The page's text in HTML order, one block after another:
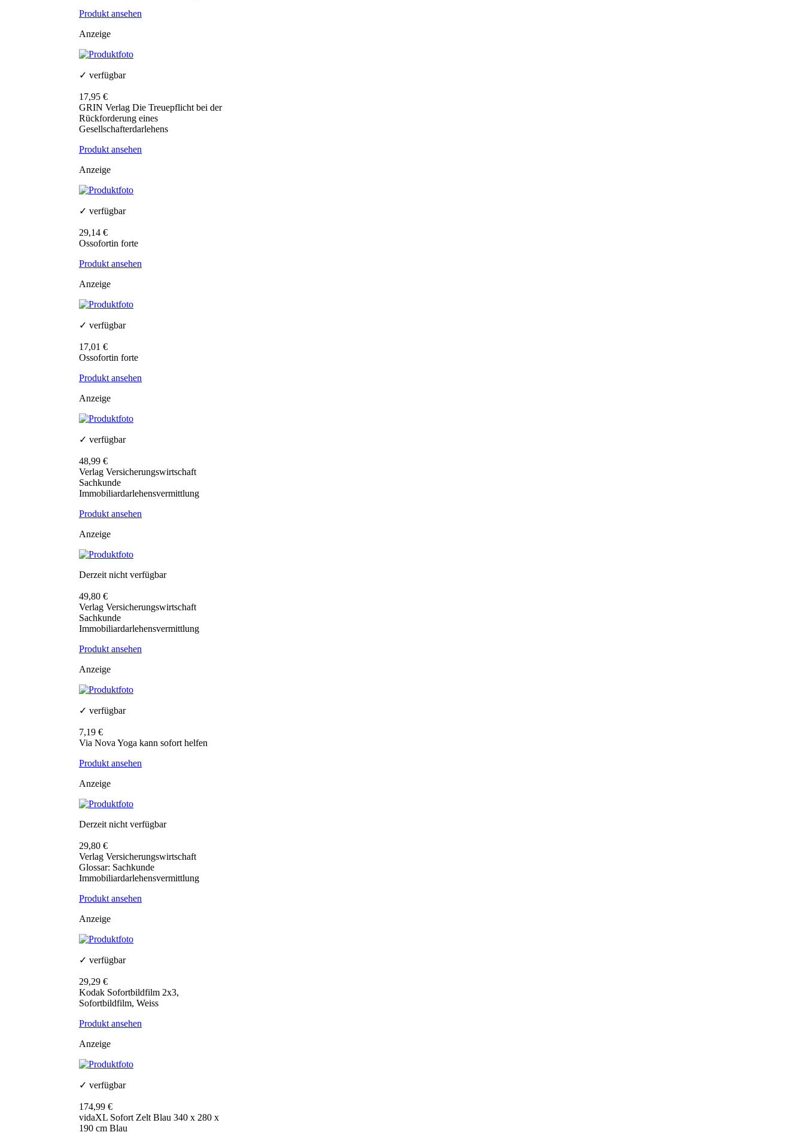
Produkt ansehen
Anzeige
✓ verfügbar
17,95 €
GRIN Verlag Die Treuepflicht bei der
Rückforderung eines
Gesellschafterdarlehens
Produkt ansehen
Anzeige
✓ verfügbar
29,14 €
Ossofortin forte
Produkt ansehen
Anzeige
✓ verfügbar
17,01 €
Ossofortin forte
Produkt ansehen
Anzeige
✓ verfügbar
48,99 €
Verlag Versicherungswirtschaft
Sachkunde
Immobiliardarlehensvermittlung
Produkt ansehen
Anzeige
Derzeit nicht verfügbar
49,80 €
Verlag Versicherungswirtschaft
Sachkunde
Immobiliardarlehensvermittlung
Produkt ansehen
Anzeige
✓ verfügbar
7,19 €
Via Nova Yoga kann sofort helfen
Produkt ansehen
Anzeige
Derzeit nicht verfügbar
29,80 €
Verlag Versicherungswirtschaft
Glossar: Sachkunde
Immobiliardarlehensvermittlung
Produkt ansehen
Anzeige
✓ verfügbar
29,29 €
Kodak Sofortbildfilm 2x3,
Sofortbildfilm, Weiss
Produkt ansehen
Anzeige
✓ verfügbar
174,99 €
vidaXL Sofort Zelt Blau 340 x 280 x
190 cm Blau